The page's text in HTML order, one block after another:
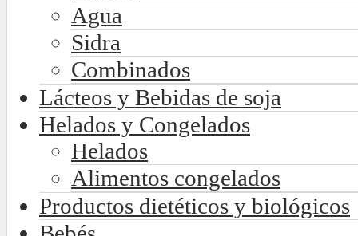
Agua
Sidra
Combinados
Lácteos y Bebidas de soja
Helados y Congelados
Helados
Alimentos congelados
Productos dietéticos y biológicos